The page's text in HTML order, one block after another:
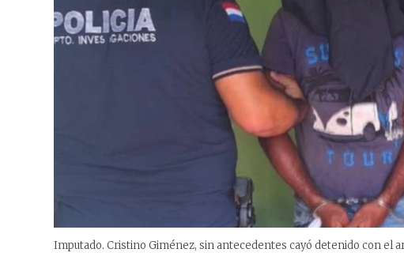
Imputado. Cristino Giménez, sin antecedentes cayó detenido con el